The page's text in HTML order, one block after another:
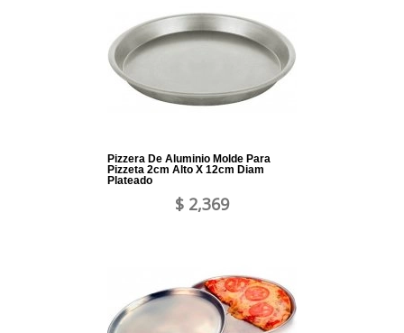
Pizzera De Aluminio Molde Para
Pizzeta 2cm Alto X 12cm Diam
Plateado
$ 2,369